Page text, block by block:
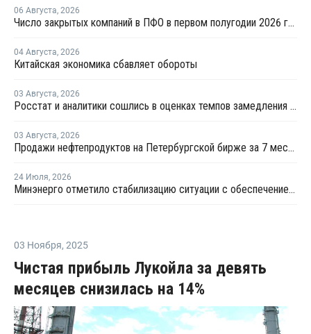
06 Августа, 2026
Число закрытых компаний в ПФО в первом полугодии 2026 года вдвое превысило число новых
04 Августа, 2026
Китайская экономика сбавляет обороты
03 Августа, 2026
Росстат и аналитики сошлись в оценках темпов замедления экономики
03 Августа, 2026
Продажи нефтепродуктов на Петербургской бирже за 7 месяцев снизились на 11,2%, в июле – на 35,6%
24 Июля, 2026
Минэнерго отметило стабилизацию ситуации с обеспечением топливом в ряде регионов
03 Ноября, 2025
Чистая прибыль Лукойла за девять
месяцев снизилась на 14%